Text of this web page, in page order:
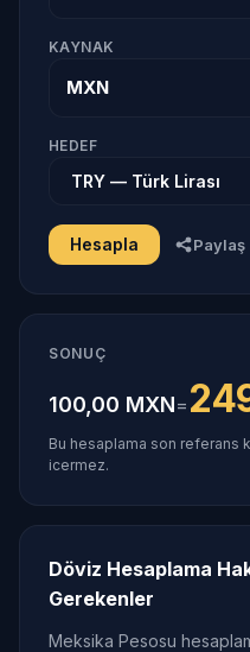
KAYNAK
MXN
HEDEF
Hesapla Paylaş
SONUÇ
100,00 MXN=
Bu hesaplama son referans
icermez.
Döviz Hesaplama
Gerekenler
Meksika Pesosu